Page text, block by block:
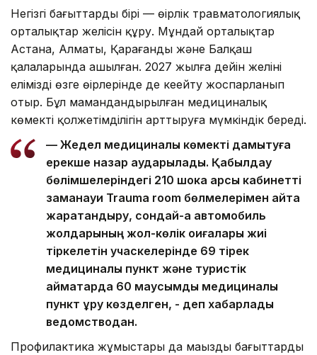
Негізгі бағыттардың бірі — өңірлік травматологиялық
орталықтар желісін құру. Мұндай орталықтар
Астана, Алматы, Қарағанды және Балқаш
қалаларында ашылған. 2027 жылға дейін желіні
еліміздің өзге өңірлерінде де кеңейту жоспарланып
отыр. Бұл мамандандырылған медициналық
көмектің қолжетімділігін арттыруға мүмкіндік береді.
— Жедел медициналық көмекті дамытуға
ерекше назар аударылады. Қабылдау
бөлімшелеріндегі 210 шокқа қарсы кабинетті
заманауи Trauma room бөлмелерімен қайта
жарақтандыру, сондай-ақ автомобиль
жолдарының жол-көлік оқиғалары жиі
тіркелетін учаскелерінде 69 тірек
медициналық пункт және туристік
аймақтарда 60 маусымдық медициналық
пункт құру көзделген, - деп хабарлады
ведомстводан.
Профилактика жұмыстары да маңызды бағыттардың